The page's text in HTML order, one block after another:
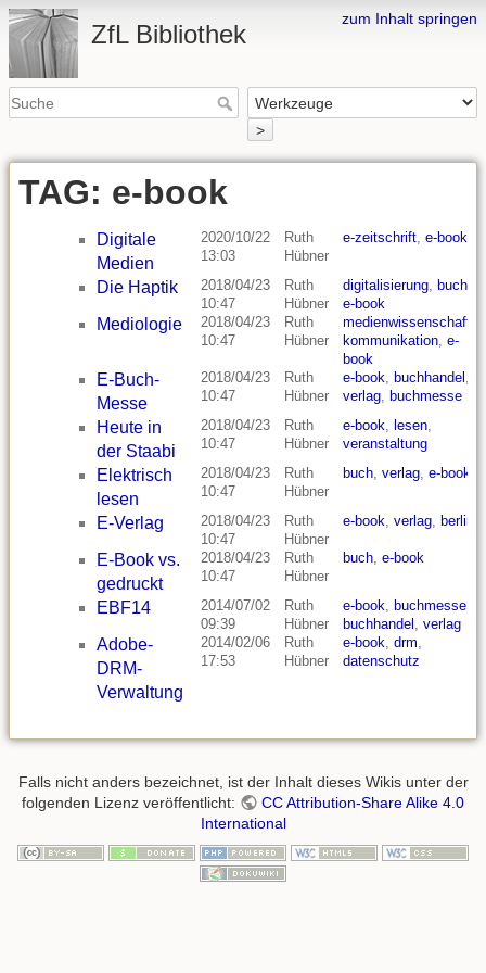
zum Inhalt springen
ZfL Bibliothek
>
TAG: e-book
Digitale
Medien
2020/10/22
13:03
Ruth
Hübner
e-zeitschrift, e-book
Die Haptik
2018/04/23
10:47
Ruth
Hübner
digitalisierung, buch
e-book
Mediologie
2018/04/23
10:47
Ruth
Hübner
medienwissenschaft
kommunikation, e-
book
E-Buch-
Messe
2018/04/23
10:47
Ruth
Hübner
e-book, buchhandel ,
verlag, buchmesse
Heute in
der Staabi
2018/04/23
10:47
Ruth
Hübner
e-book, lesen,
veranstaltung
Elektrisch
lesen
2018/04/23
10:47
Ruth
Hübner
buch, verlag, e-book
E-Verlag
2018/04/23
10:47
Ruth
Hübner
e-book, verlag, berlin
E-Book vs.
gedruckt
2018/04/23
10:47
Ruth
Hübner
buch, e-book
EBF14
2014/07/02
09:39
Ruth
Hübner
e-book, buchmesse
buchhandel , verlag
Adobe-
DRM-
Verwaltung
2014/02/06
17:53
Ruth
Hübner
e-book, drm,
datenschutz
Falls nicht anders bezeichnet, ist der Inhalt dieses Wikis unter der
folgenden Lizenz veröffentlicht:
CC Attribution-Share Alike 4.0
International